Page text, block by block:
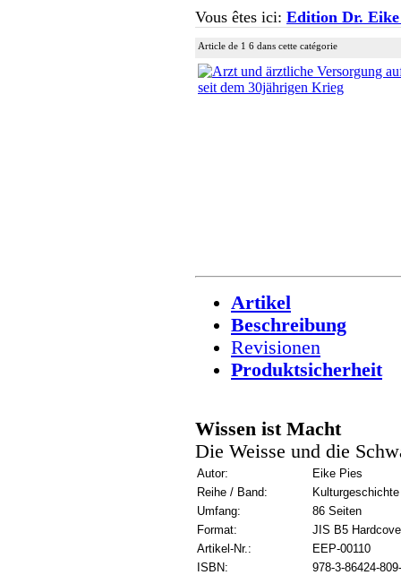
Vous êtes ici: Edition Dr. Eike
Article de 1 6 dans cette catégorie
Artikel
Beschreibung
Revisionen
Produktsicherheit
Wissen ist Macht
Die Weisse und die
Autor:
Eike Pies
Reihe / Band:
Umfang:
86 Seiten
Format:
JIS B5
Artikel-Nr.:
EEP-00110
ISBN:
978-3-86424-